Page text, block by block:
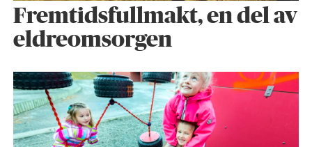
Fremtidsfullmakt, en del av
eldreomsorgen